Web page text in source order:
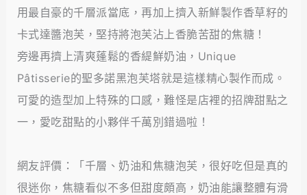
用最自豪的千層派當底，再加上擠入新鮮製作香草籽的
卡式達醬泡芙，堅持將泡芙沾上香脆苦甜的焦糖！
旁邊再擠上清爽蓬鬆的香緹鮮奶油，Unique
Pâtisserie的聖多諾黑泡芙塔就是這樣精心製作而成。
可愛的造型加上特殊的口感，難怪是店裡的招牌甜點之
一，愛吃甜點的小夥伴千萬別錯過啦！
網友評價：「千層、奶油和焦糖泡芙，很好吃但是真的
很迷你，焦糖看似不多但甜度頗高，奶油能讓整體有滑